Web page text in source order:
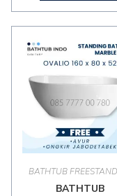
BATHTUB
BATHTUB